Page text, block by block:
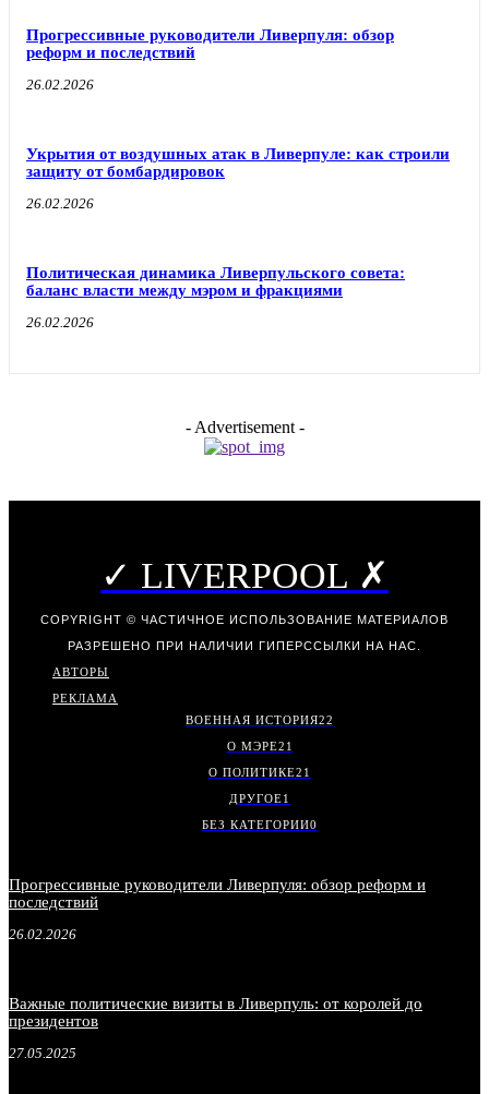
Прогрессивные руководители Ливерпуля: обзор
реформ и последствий
26.02.2026
Укрытия от воздушных атак в Ливерпуле: как строили
защиту от бомбардировок
26.02.2026
Политическая динамика Ливерпульского совета:
баланс власти между мэром и фракциями
26.02.2026
- Advertisement -
✓ LIVERPOOL ✗
COPYRIGHT © ЧАСТИЧНОЕ ИСПОЛЬЗОВАНИЕ МАТЕРИАЛОВ
РАЗРЕШЕНО ПРИ НАЛИЧИИ ГИПЕРССЫЛКИ НА НАС.
АВТОРЫ
РЕКЛАМА
ВОЕННАЯ ИСТОРИЯ22
О МЭРЕ21
О ПОЛИТИКЕ21
ДРУГОЕ1
БЕЗ КАТЕГОРИИ0
Прогрессивные руководители Ливерпуля: обзор реформ и
последствий
26.02.2026
Важные политические визиты в Ливерпуль: от королей до
президентов
27.05.2025